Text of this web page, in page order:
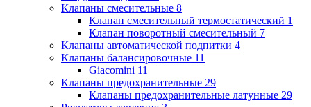
Клапаны cмесительные 8
Клапан cмесительный термостатический 1
Клапан поворотный cмесительный 7
Клапаны автоматической подпитки 4
Клапаны балансировочные 11
Giacomini 11
Клапаны предохранительные 29
Клапаны предохранительные латунные 29